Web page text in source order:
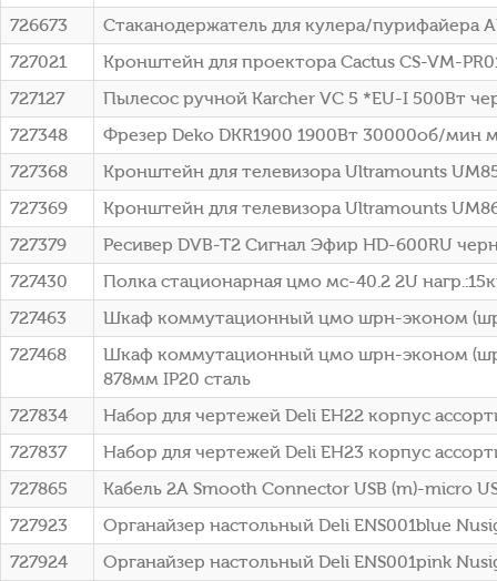
726673
Стаканодержатель для кулера/пурифайера
727021
Кронштейн для проектора Cactus CS-VM-
727127
Пылесос ручной Karcher VC 5 *EU-I 500Вт
727348
Фрезер Deko DKR1900 1900Вт 30000об/мин
727368
Кронштейн для телевизора Ultramounts
727369
Кронштейн для телевизора Ultramounts
727379
Ресивер DVB-T2 Сигнал Эфир HD-600RU
727430
Полка стационарная цмо мс-40.2 2U
727463
Шкаф коммутационный цмо шрн-эконом
727468
Шкаф коммутационный цмо шрн-эконом (шрн-
878мм IP20 сталь
727834
Набор для чертежей Deli EH22 корпус
727837
Набор для чертежей Deli EH23 корпус
727865
Кабель 2A Smooth Connector USB (m)-micro
727923
Органайзер настольный Deli ENS001blue
727924
Органайзер настольный Deli ENS001pink